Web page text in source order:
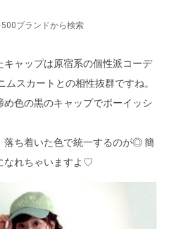
ブランドから検索
キャップは原宿系の個性派コーデ
ムスカートとの相性抜群ですね。
色の黒のキャップでボーイッシ
落ち着いた色で統一するのが◎ 簡
なれちゃいますよ♡